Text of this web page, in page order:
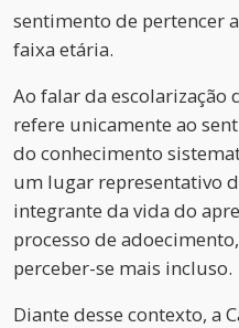
sentimento de pertencer
faixa etária.
Ao falar da escolarização
refere unicamente ao
do conhecimento
um lugar representativo
integrante da vida do
processo de
perceber-se mais incluso.
Diante desse contexto, a